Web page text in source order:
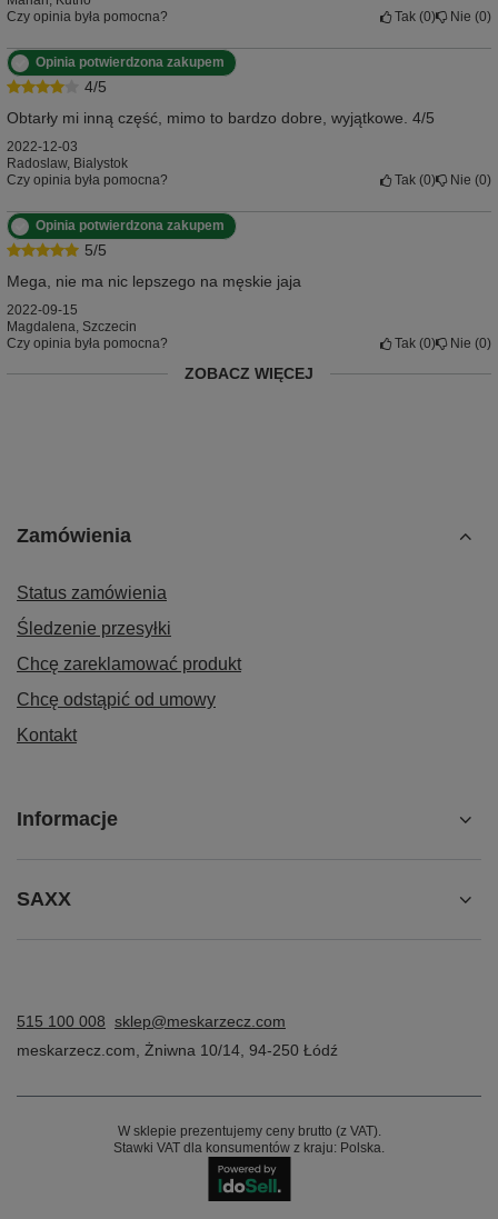
Czy opinia była pomocna?
Tak 0 Nie 0
4/5
Opinia potwierdzona zakupem
Obtarły mi inną część, mimo to bardzo dobre, wyjątkowe. 4/5
2022-12-03
Radoslaw, Bialystok
Czy opinia była pomocna?
Tak 0 Nie 0
5/5
Opinia potwierdzona zakupem
Mega, nie ma nic lepszego na męskie jaja
2022-09-15
Magdalena, Szczecin
Czy opinia była pomocna?
Tak 0 Nie 0
ZOBACZ WIĘCEJ
Zamówienia
Status zamówienia
Śledzenie przesyłki
Chcę zareklamować produkt
Chcę odstąpić od umowy
Kontakt
Informacje
SAXX
515 100 008 sklep@meskarzecz.com
meskarzecz.com, Żniwna 10/14, 94-250 Łódź
W sklepie prezentujemy ceny brutto (z VAT).
Stawki VAT dla konsumentów z kraju: Polska.